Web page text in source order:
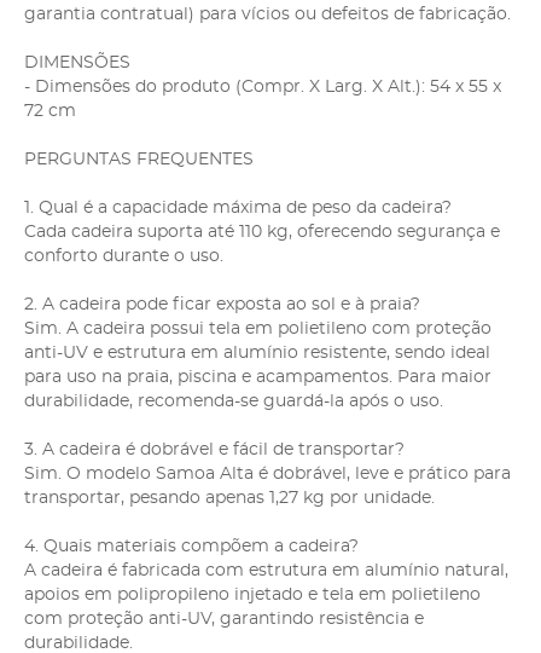
garantia contratual) para vícios ou defeitos de fabricação.
DIMENSÕES
- Dimensões do produto (Compr. X Larg. X Alt.): 54 x 55 x
72 cm
PERGUNTAS FREQUENTES
1. Qual é a capacidade máxima de peso da cadeira?
Cada cadeira suporta até 110 kg, oferecendo segurança e
conforto durante o uso.
2. A cadeira pode ficar exposta ao sol e à praia?
Sim. A cadeira possui tela em polietileno com proteção
anti-UV e estrutura em alumínio resistente, sendo ideal
para uso na praia, piscina e acampamentos. Para maior
durabilidade, recomenda-se guardá-la após o uso.
3. A cadeira é dobrável e fácil de transportar?
Sim. O modelo Samoa Alta é dobrável, leve e prático para
transportar, pesando apenas 1,27 kg por unidade.
4. Quais materiais compõem a cadeira?
A cadeira é fabricada com estrutura em alumínio natural,
apoios em polipropileno injetado e tela em polietileno
com proteção anti-UV, garantindo resistência e
durabilidade.